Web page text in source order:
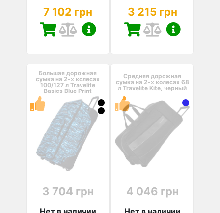
7 102 грн 3 215 грн
Большая дорожная
сумка на 2-х колесах
100/127 л Travelite
Basics Blue Print
3 704 грн
Нет в наличии
Средняя дорожная
сумка на 2-х колесах 68
л Travelite Kite, черный
4 046 грн
Нет в наличии